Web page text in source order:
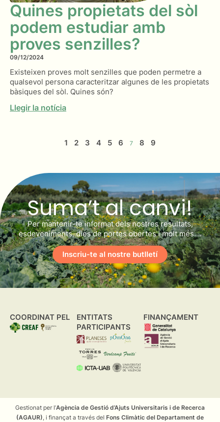
Quines propietats del sòl
podem estudiar amb
proves senzilles?
09/12/2024
Existeixen proves molt senzilles que poden permetre a
qualsevol persona caracteritzar algunes de les propietats
bàsiques del sòl. Quines són?
Llegir la notícia
1 2 3 4 5 6 7 8 9
Suma’t al canvi!
Per mantenir-te informat dels nostres resultats,
esdeveniments, dies de portes obertes i molt més….
Inscriu-te al nostre butlletí
COORDINAT PEL
ENTITATS
PARTICIPANTS
FINANÇAMENT
Gestionat per l’Agència de Gestió d’Ajuts Universitaris i de Recerca
(AGAUR), i finançat a través del Fons Climàtic del Departament de